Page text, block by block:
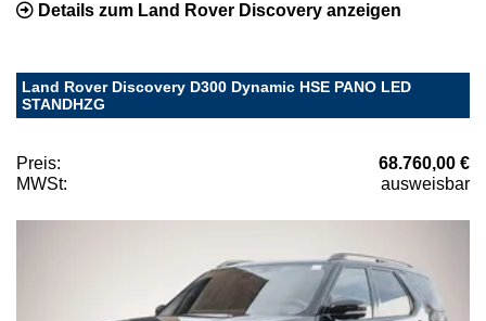
Details zum Land Rover Discovery anzeigen
Land Rover Discovery D300 Dynamic HSE PANO LED
STANDHZG
Preis:
68.760,00 €
MWSt:
ausweisbar